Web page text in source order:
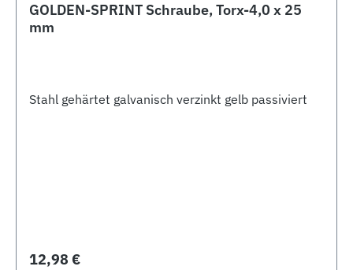
GOLDEN-SPRINT Schraube, Torx-4,0 x 25
mm
Stahl gehärtet galvanisch verzinkt gelb passiviert
Regulärer Preis:
12,98 €